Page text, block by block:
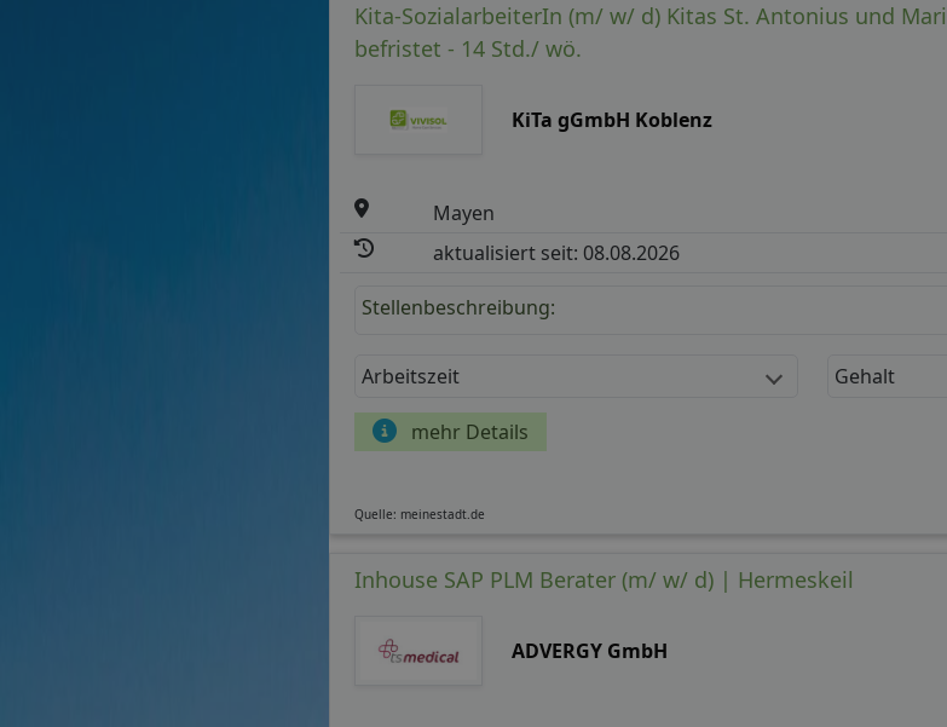
Kita-SozialarbeiterIn (m/ w/ d) Kitas St. Antonius und
befristet - 14 Std./ wö.
KiTa gGmbH Koblenz
Mayen
aktualisiert seit: 08.08.2026
Stellenbeschreibung:
Arbeitszeit Gehalt
mehr Details
Quelle: meinestadt.de
Inhouse SAP PLM Berater (m/ w/ d) | Hermeskeil
ADVERGY GmbH